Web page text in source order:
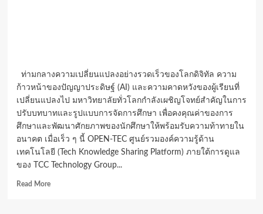
ท่ามกลางความเปลี่ยนแปลงอย่างรวดเร็วของโลกดิจิทัล ความ
ก้าวหน้าของปัญญาประดิษฐ์ (AI) และความคาดหวังของผู้เรียนที่
เปลี่ยนแปลงไป มหาวิทยาลัยทั่วโลกกำลังเผชิญโจทย์สำคัญในการ
ปรับบทบาทและรูปแบบการจัดการศึกษา เพื่อคงคุณค่าของการ
ศึกษาและพัฒนาศักยภาพของนักศึกษาให้พร้อมรับความท้าทายใน
อนาคต เมื่อเร็ว ๆ นี้ OPEN-TEC ศูนย์รวมองค์ความรู้ด้าน
เทคโนโลยี (Tech Knowledge Sharing Platform) ภายใต้การดูแล
ของ TCC Technology Group...
Read MoreRead